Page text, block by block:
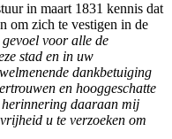
in maart 1831 kennis dat
om zich te vestigen in de
voor alle de
stad en in uw
dankbetuiging
en hooggeschatte
herinnering daaraan mij
u te verzoeken om